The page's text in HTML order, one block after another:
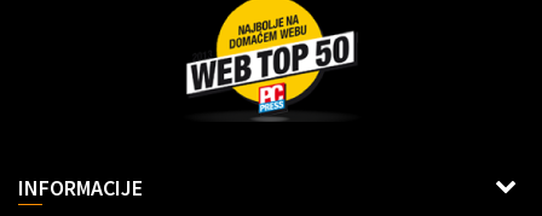
INFORMACIJE